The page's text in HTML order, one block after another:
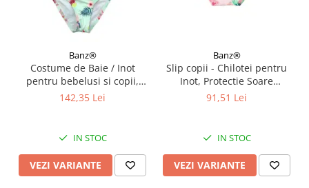
Banz®
Costume de Baie / Inot
pentru bebelusi si copii,
Protectie Soare UPF50+,
142,35 Lei
IN STOC
VEZI VARIANTE
Banz®
Slip copii - Chilotei pentru
Inot, Protectie Soare
UPF50+, Floral Pink, Diverse
91,51 Lei
IN STOC
VEZI VARIANTE